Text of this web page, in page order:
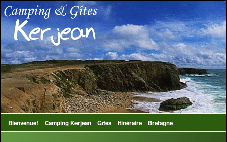
Bienvenue! Camping Kerjean Gîtes Itinéraire Bretagne